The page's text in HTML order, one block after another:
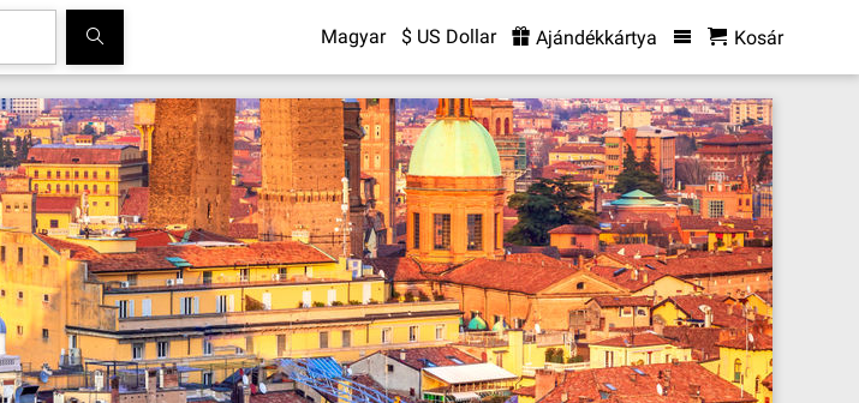
Magyar $ US Dollar Ajándékkártya Kosár